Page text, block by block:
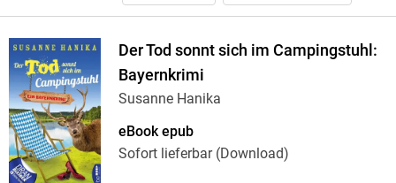
Der Tod sonnt sich im Campingstuhl:
Bayernkrimi
Susanne Hanika
eBook epub
Sofort lieferbar (Download)